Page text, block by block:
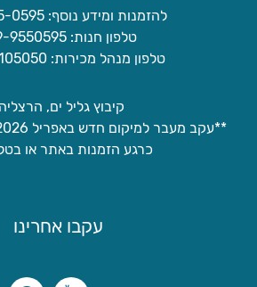
להזמנות ומידע נוסף: 09-955-0595
טלפון חנות: 09-9550595
טלפון מנהל מכירות: 052-6105050
קיבוץ גליל ים, הרצליה
**עקב מעבר למיקום חדש באפריל 2026 – אין קבלת קהל.
כרגע הזמנות באתר או
עקבו אחרינו